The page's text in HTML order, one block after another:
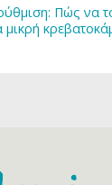
Πώς να
μικρή